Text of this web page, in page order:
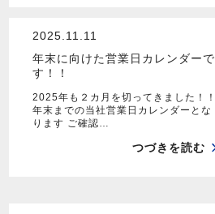
2025.11.11
年末に向けた営業日カレンダーで
す！！
2025年も２カ月を切ってきました！！
年末までの当社営業日カレンダーとな
ります ご確認…
つづきを読む